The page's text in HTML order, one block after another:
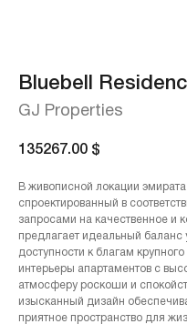
Bluebell
GJ Properties
135267.00 $
В живописной локации
спроектированный в
запросами на качественное и
предлагает идеальный баланс
доступности к благам
интерьеры апартаментов с
атмосферу роскоши и
изысканный дизайн
приятное пространство для